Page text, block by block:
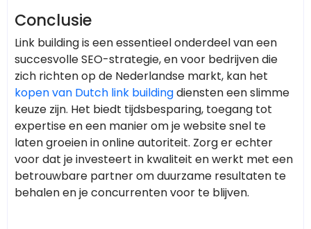
Conclusie
Link building is een essentieel onderdeel van een
succesvolle SEO-strategie, en voor bedrijven die
zich richten op de Nederlandse markt, kan het
kopen van Dutch link buildingdiensten een slimme
keuze zijn. Het biedt tijdsbesparing, toegang tot
expertise en een manier om je website snel te
laten groeien in online autoriteit. Zorg er echter
voor dat je investeert in kwaliteit en werkt met een
betrouwbare partner om duurzame resultaten te
behalen en je concurrenten voor te blijven.